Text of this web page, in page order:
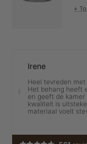
prijs
+